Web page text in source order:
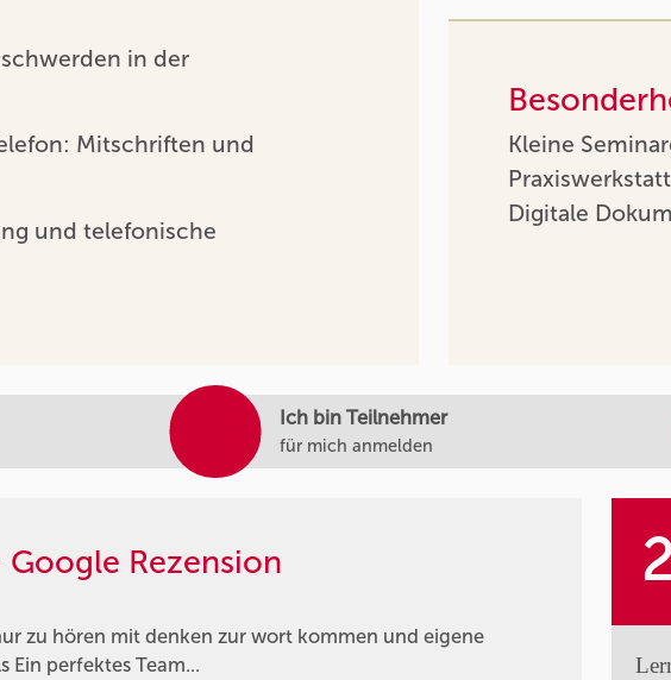
Ich bin Teilnehmer
für mich anmelden
in der
Mitschriften und
und telefonische
Kleine
Praxiswerkstatt
Digitale
Rezension
zu hören mit denken zur wort kommen und eigene
Ein perfektes Team...